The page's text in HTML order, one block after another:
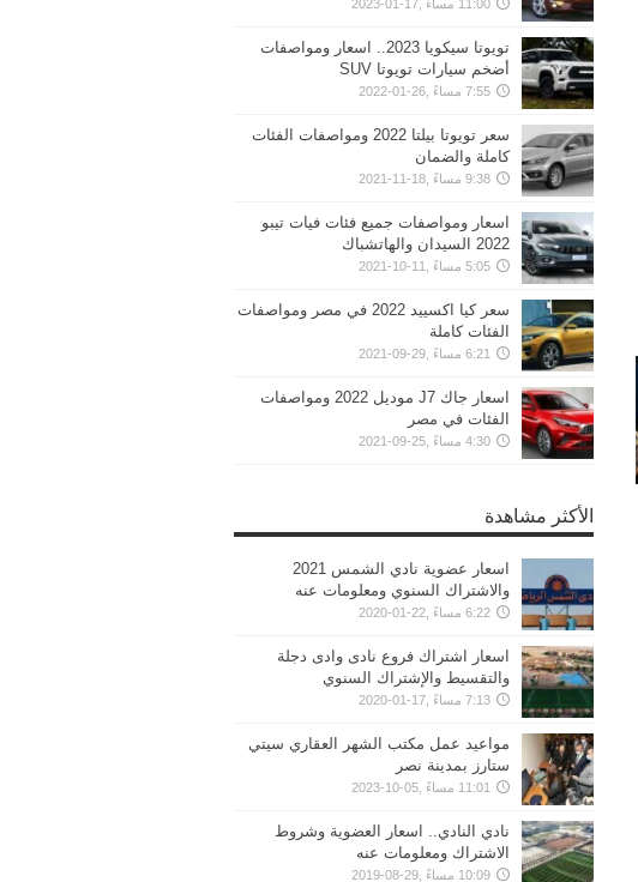
11:00 مساءً ,17-01-2023
تويوتا سيكويا 2023.. اسعار ومواصفات
أضخم سيارات تويوتا SUV
7:55 مساءً ,26-01-2022
سعر تويوتا بيلتا 2022 ومواصفات الفئات
كاملة والضمان
9:38 مساءً ,18-11-2021
اسعار ومواصفات جميع فئات فيات تيبو
2022 السيدان والهاتشباك
5:05 مساءً ,11-10-2021
سعر كيا اكسييد 2022 في مصر ومواصفات
الفئات كاملة
6:21 مساءً ,29-09-2021
اسعار جاك J7 موديل 2022 ومواصفات
الفئات في مصر
4:30 مساءً ,25-09-2021
الأكثر مشاهدة
اسعار عضوية نادي الشمس 2021
والاشتراك السنوي ومعلومات عنه
6:22 مساءً ,22-01-2020
اسعار اشتراك فروع نادى وادى دجلة
والتقسيط والإشتراك السنوي
7:13 مساءً ,17-01-2020
مواعيد عمل مكتب الشهر العقاري سيتي
ستارز بمدينة نصر
11:01 مساءً ,05-10-2023
نادي النادي.. اسعار العضوية وشروط
الاشتراك ومعلومات عنه
10:09 مساءً ,29-08-2019